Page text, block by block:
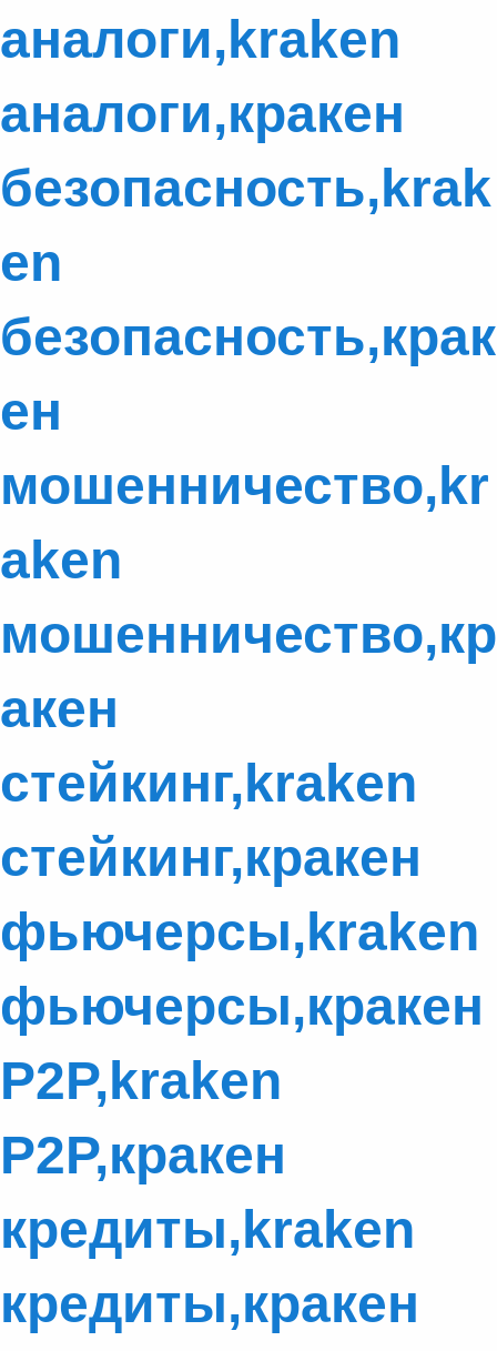
аналоги,kraken
аналоги,кракен
безопасность,krak
en
безопасность,крак
ен
мошенничество,kr
aken
мошенничество,кр
акен
стейкинг,kraken
стейкинг,кракен
фьючерсы,kraken
фьючерсы,кракен
P2P,kraken
P2P,кракен
кредиты,kraken
кредиты,кракен